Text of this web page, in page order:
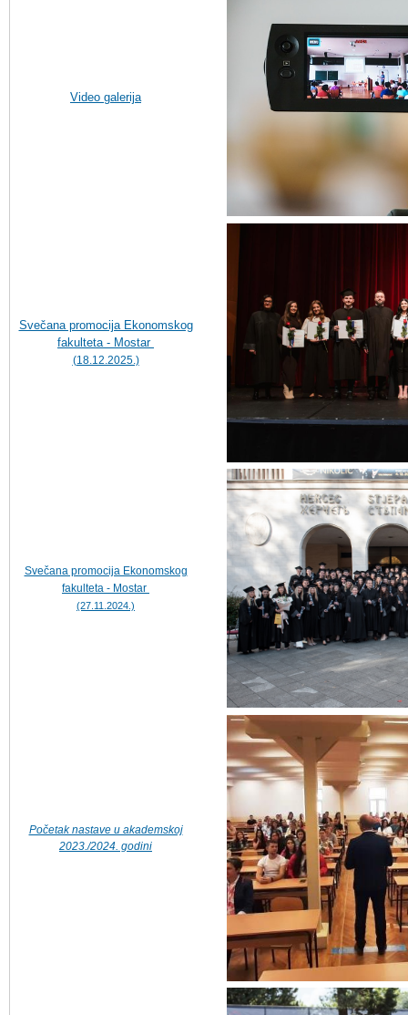
Video galerija
Svečana promocija Ekonomskog
fakulteta - Mostar
(18.12.2025.)
Svečana promocija Ekonomskog
fakulteta - Mostar
(27.11.2024.)
Početak nastave u akademskoj
2023./2024. godini